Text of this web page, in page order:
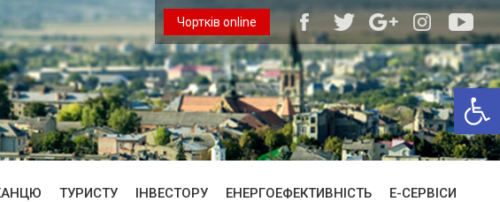
Чортків online
ТУРИСТУ ІНВЕСТОРУ ЕНЕРГОЕФЕКТИВНІСТЬ Е-СЕРВІСИ